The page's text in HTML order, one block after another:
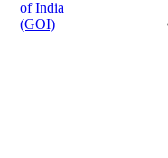
of India
(GOI)